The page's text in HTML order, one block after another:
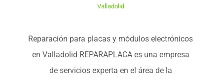
Valladolid
Reparación para placas y módulos electrónicos
en Valladolid REPARAPLACA es una empresa
de servicios experta en el área de la